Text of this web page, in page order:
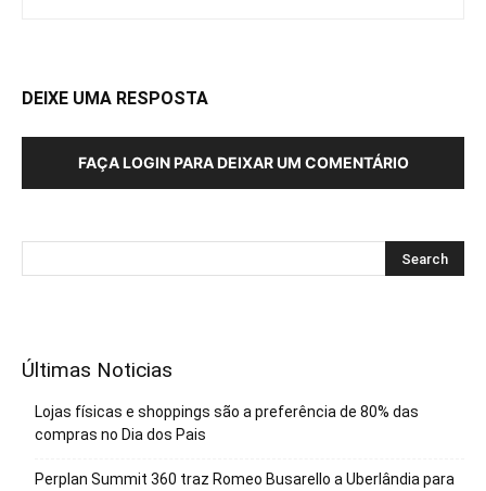
DEIXE UMA RESPOSTA
FAÇA LOGIN PARA DEIXAR UM COMENTÁRIO
Últimas Noticias
Lojas físicas e shoppings são a preferência de 80% das
compras no Dia dos Pais
Perplan Summit 360 traz Romeo Busarello a Uberlândia para